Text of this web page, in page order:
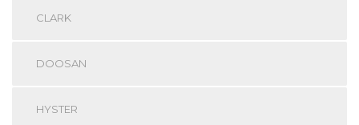
CLARK
DOOSAN
HYSTER